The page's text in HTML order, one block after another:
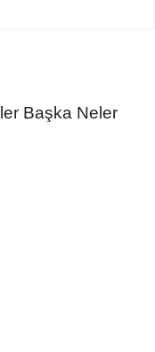
Başka Neler